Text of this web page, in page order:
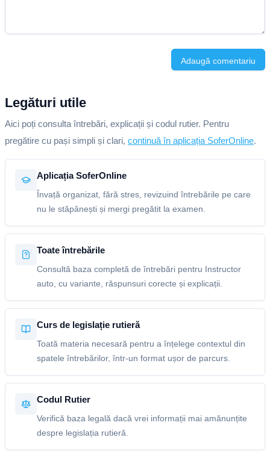
Adaugă comentariu
Legături utile
Aici poți consulta întrebări, explicații și codul rutier. Pentru
pregătire cu pași simpli și clari, continuă în aplicația SoferOnline.
Aplicația SoferOnline
Învață organizat, fără stres, revizuind întrebările pe care
nu le stăpânești și mergi pregătit la examen.
Toate întrebările
Consultă baza completă de întrebări pentru Instructor
auto, cu variante, răspunsuri corecte și explicații.
Curs de legislație rutieră
Toată materia necesară pentru a înțelege contextul din
spatele întrebărilor, într-un format ușor de parcurs.
Codul Rutier
Verifică baza legală dacă vrei informații mai amănunțite
despre legislația rutieră.